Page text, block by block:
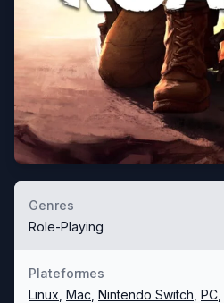
Genres
Role-Playing
Plateformes
Linux Mac Nintendo Switch PC